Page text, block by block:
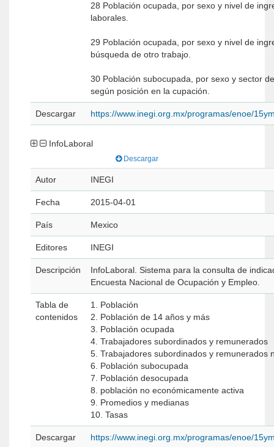
28 Población ocupada, por sexo y nivel de
laborales.
29 Población ocupada, por sexo y nivel de
búsqueda de otro trabajo.
30 Población subocupada, por sexo y sector
según posición en la cupación.
Descargar https://www.inegi.org.mx/programas/enoe/
InfoLaboral
Descargar
Autor INEGI
Fecha 2015-04-01
País Mexico
Editores INEGI
Descripción
InfoLaboral. Sistema para la consulta de
Encuesta Nacional de Ocupación y Empleo.
Tabla de
contenidos
1. Población
2. Población de 14 años y más
3. Población ocupada
4. Trabajadores subordinados y remunerados
5. Trabajadores subordinados y remunerados
6. Población subocupada
7. Población desocupada
8. población no económicamente activa
9. Promedios y medianas
10. Tasas
Descargar https://www.inegi.org.mx/programas/enoe/